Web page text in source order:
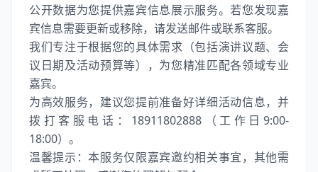
公开数据为您提供嘉宾信息展示服务。若您发现嘉
宾信息需要更新或移除，请发送邮件或联系客服。
我们专注于根据您的具体需求（包括演讲议题、会
议日期及活动预算等），为您精准匹配各领域专业
嘉宾。
为高效服务，建议您提前准备好详细活动信息，并
拨打客服电话：18911802888（工作日9:00-
18:00）。
温馨提示：本服务仅限嘉宾邀约相关事宜，其他需